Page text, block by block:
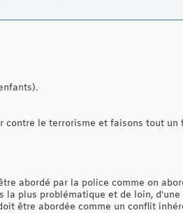
le terrorisme et faisons tout un
abordé par la police comme on
la plus problématique et de loin,
être abordée comme un conflit